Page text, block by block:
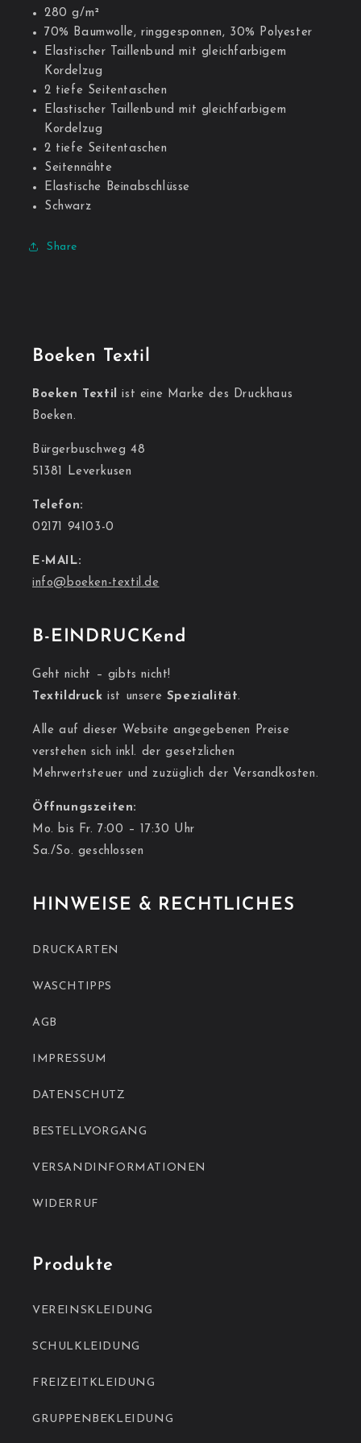
280 g/m²
70% Baumwolle, ringgesponnen, 30% Polyester
Elastischer Taillenbund mit gleichfarbigem
Kordelzug
2 tiefe Seitentaschen
Elastischer Taillenbund mit gleichfarbigem
Kordelzug
2 tiefe Seitentaschen
Seitennähte
Elastische Beinabschlüsse
Schwarz
Share
Boeken Textil
Boeken Textil ist eine Marke des Druckhaus
Boeken.
Bürgerbuschweg 48
51381 Leverkusen
Telefon:
02171 94103-0
E-MAIL:
info@boeken-textil.de
B-EINDRUCKend
Geht nicht – gibts nicht!
Textildruck ist unsere Spezialität.
Alle auf dieser Website angegebenen Preise
verstehen sich inkl. der gesetzlichen
Mehrwertsteuer und zuzüglich der Versandkosten.
Öffnungszeiten:
Mo. bis Fr. 7:00 – 17:30 Uhr
Sa./So. geschlossen
HINWEISE & RECHTLICHES
DRUCKARTEN
WASCHTIPPS
AGB
IMPRESSUM
DATENSCHUTZ
BESTELLVORGANG
VERSANDINFORMATIONEN
WIDERRUF
Produkte
VEREINSKLEIDUNG
SCHULKLEIDUNG
FREIZEITKLEIDUNG
GRUPPENBEKLEIDUNG